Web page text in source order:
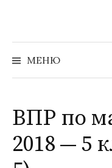
содержимому
МЕНЮ
ВПР по
2018 — 5